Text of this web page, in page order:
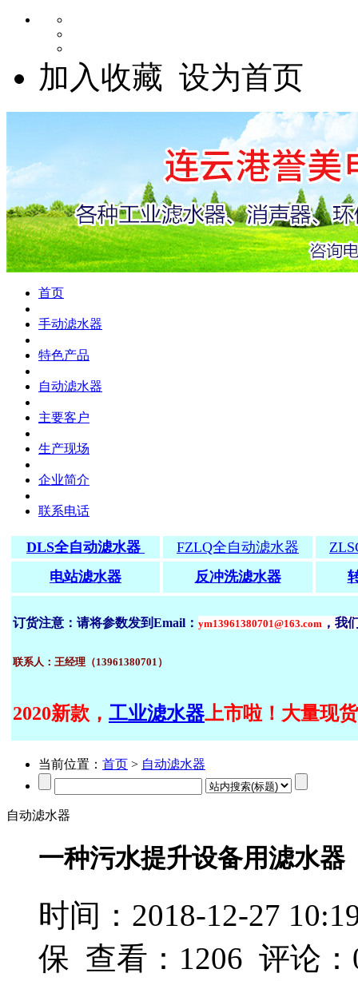
加入收藏 设为首页
首页
手动滤水器
特色产品
自动滤水器
主要客户
生产现场
企业简介
联系电话
DLS全自动滤水器 FZLQ全自动滤水器
电站滤水器
反冲洗滤水器
订货注意：请将参数发到Email： ym13961380701@163.com ，我
联系人：王经理（13961380701）
2020新款， 工业滤水器上市啦！大量现
当前位置： 首页 > 自动滤水器
自动滤水器
一种污水提升设备用滤水器
时间：2018-12-27
保 查看： 1206 评论：